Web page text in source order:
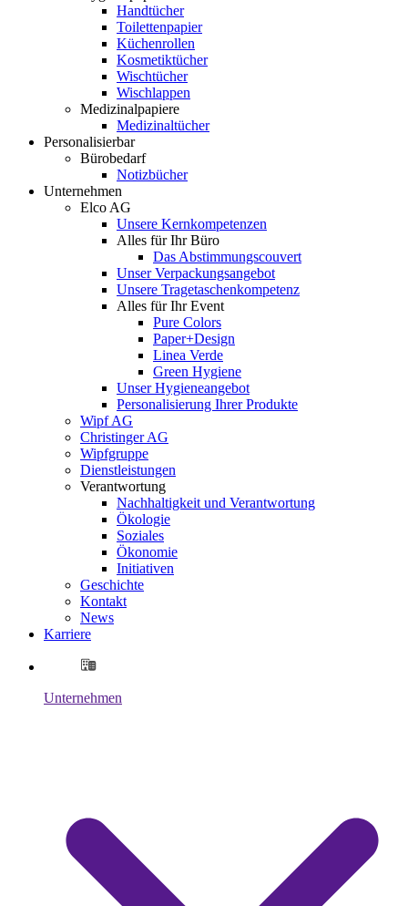
Handtücher
Toilettenpapier
Küchenrollen
Kosmetiktücher
Wischtücher
Wischlappen
Medizinalpapiere
Medizinaltücher
Personalisierbar
Bürobedarf
Notizbücher
Unternehmen
Elco AG
Unsere Kernkompetenzen
Alles für Ihr Büro
Das Abstimmungscouvert
Unser Verpackungsangebot
Unsere Tragetaschenkompetenz
Alles für Ihr Event
Pure Colors
Paper+Design
Linea Verde
Green Hygiene
Unser Hygieneangebot
Personalisierung Ihrer Produkte
Wipf AG
Christinger AG
Wipfgruppe
Dienstleistungen
Verantwortung
Nachhaltigkeit und Verantwortung
Ökologie
Soziales
Ökonomie
Initiativen
Geschichte
Kontakt
News
Karriere
Unternehmen